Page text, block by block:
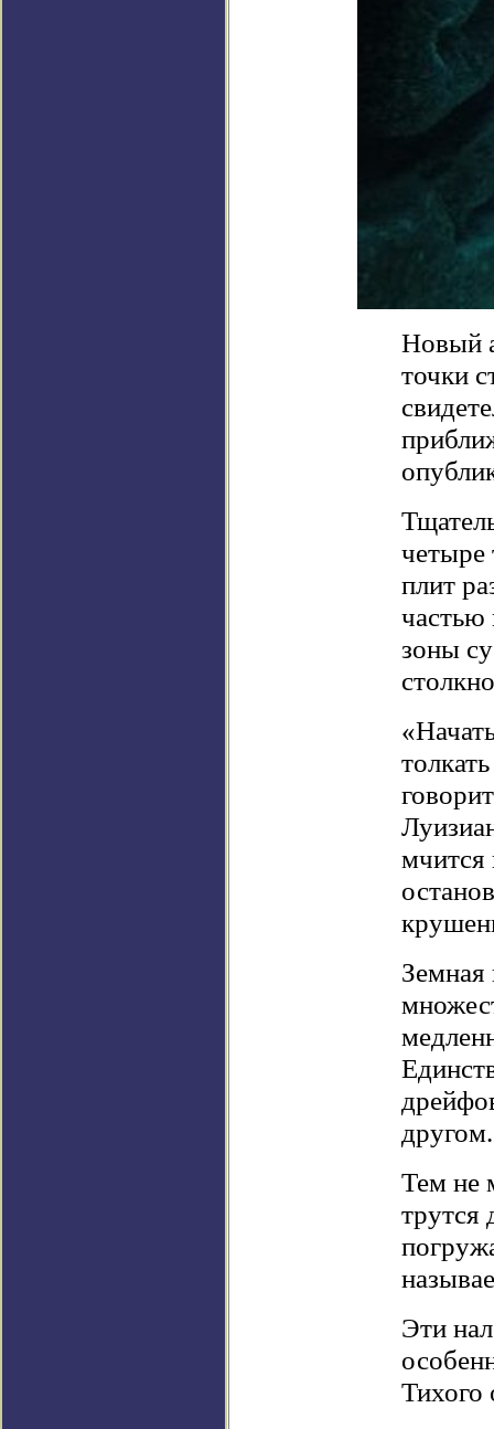
Новый
точки
четыре
плит
частью
зоны
мчится
Земная
другом.
Тем не
трутся
Эти
Тихого